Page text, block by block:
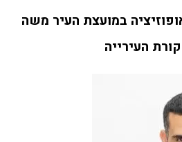
במועצת העיר משה
העירייה